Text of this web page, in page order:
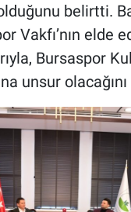
belirtti.
Vakfı’nın elde
Bursaspor
unsur